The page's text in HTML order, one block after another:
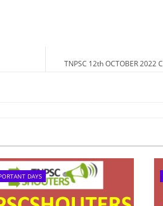
TNPSC 12th OCTOBER 2022
DAYS